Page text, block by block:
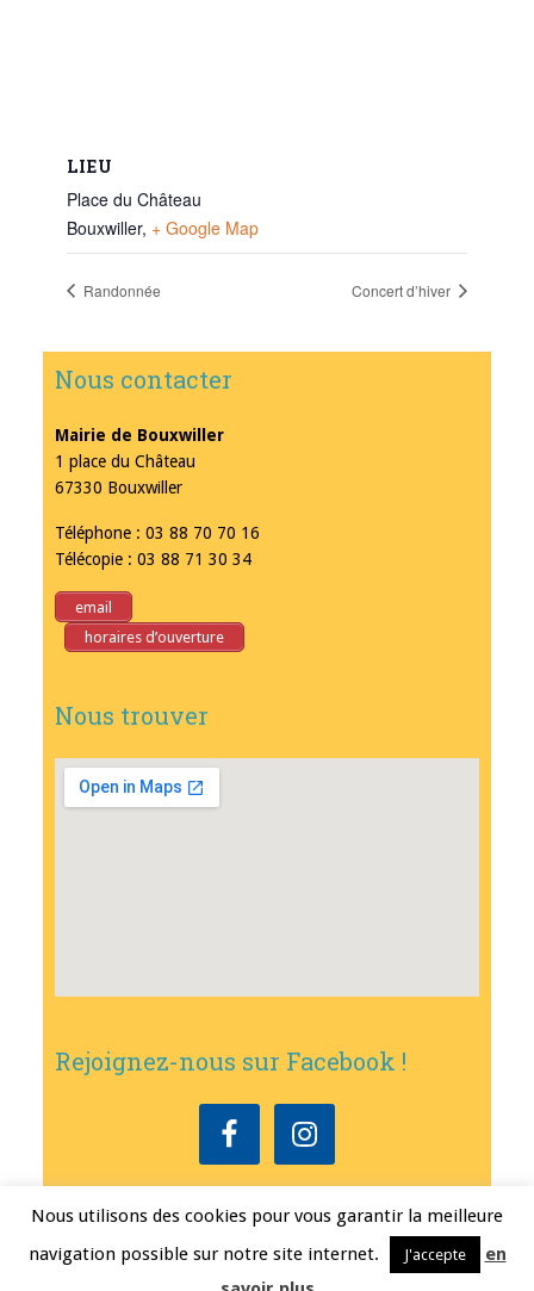
LIEU
Place du Château
Bouxwiller, + Google Map
Randonnée Concert d’hiver
Nous contacter
Mairie de Bouxwiller
1 place du Château
67330 Bouxwiller
Téléphone : 03 88 70 70 16
Télécopie : 03 88 71 30 34
email
horaires d’ouverture
Nous trouver
Rejoignez-nous sur Facebook !
Mairie de Bouxwiller • Conception
Mentions légales
Nous utilisons des cookies pour vous garantir la meilleure
navigation possible sur notre site internet.
J'accepte
en